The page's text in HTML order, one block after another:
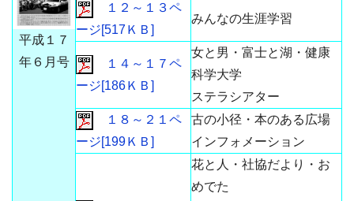
平成１７
年６月号
１２～１３ペ
ージ[517ＫＢ]
みんなの生涯学習
１４～１７ペ
ージ[186ＫＢ]
女と男・富士と湖・健康
科学大学
ステラシアター
１８～２１ペ
ージ[199ＫＢ]
古の小径・本のある広場
インフォメーション
花と人・社協だより・お
めでた